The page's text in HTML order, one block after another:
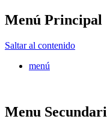
Menú Principal
Saltar al contenido
menú
Menu